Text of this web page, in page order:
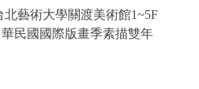
北藝術大學關渡美術館1~5F
民國國際版畫季素描雙年